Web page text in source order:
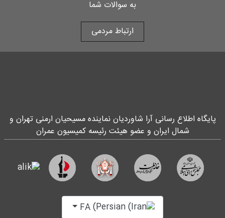
به سوالات شما
ارتباط مردمی
پایگاه اطلاع رسانی آرا شاوردیان نماینده مسیحیان ارمنی تهران و
شمال ایران و عضو هیئت رئیسه کمیسیون عمران
زبان خود را انتخاب کنید
FA